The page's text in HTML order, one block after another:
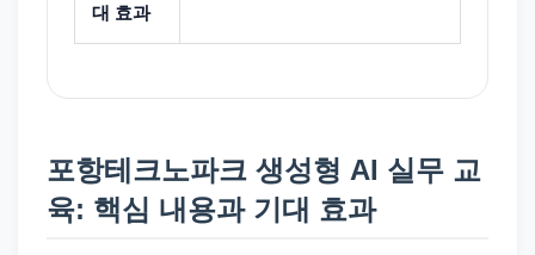
대 효과
포항테크노파크 생성형 AI 실무 교
육: 핵심 내용과 기대 효과